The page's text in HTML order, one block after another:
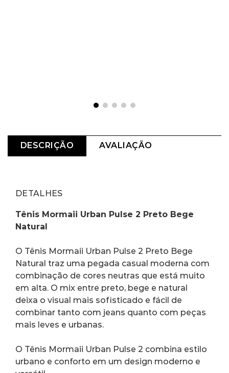
DESCRIÇÃO AVALIAÇÃO
DETALHES
Tênis Mormaii Urban Pulse 2 Preto Bege
Natural
O Tênis Mormaii Urban Pulse 2 Preto Bege
Natural traz uma pegada casual moderna com
combinação de cores neutras que está muito
em alta. O mix entre preto, bege e natural
deixa o visual mais sofisticado e fácil de
combinar tanto com jeans quanto com peças
mais leves e urbanas.
O Tênis Mormaii Urban Pulse 2 combina estilo
urbano e conforto em um design moderno e